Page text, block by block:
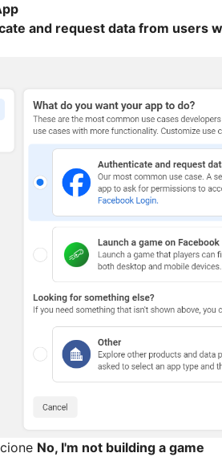
and request data from users
No, I'm not building a game